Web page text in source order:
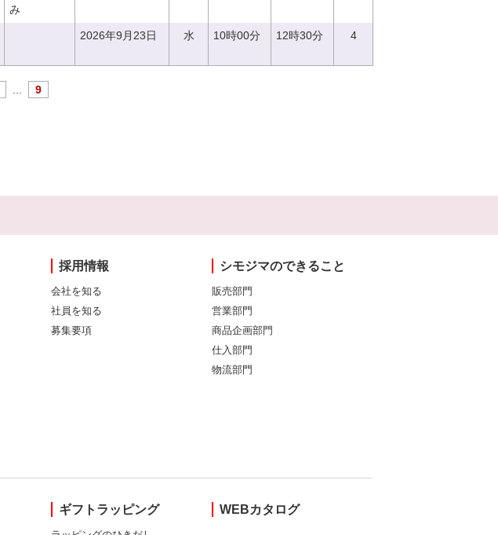
み
2026年9月23日 水 10時00分 12時30分 4
9
採用情報
会社を知る
社員を知る
募集要項
シモジマのできること
販売部門
営業部門
商品企画部門
仕入部門
物流部門
ギフトラッピング WEBカタログ